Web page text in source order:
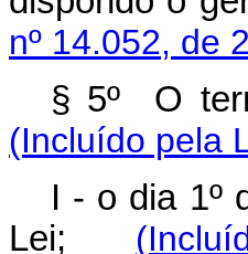
nº 14.052, de
§ 5º O
(Incluído pela
I - o dia 1º
Lei;